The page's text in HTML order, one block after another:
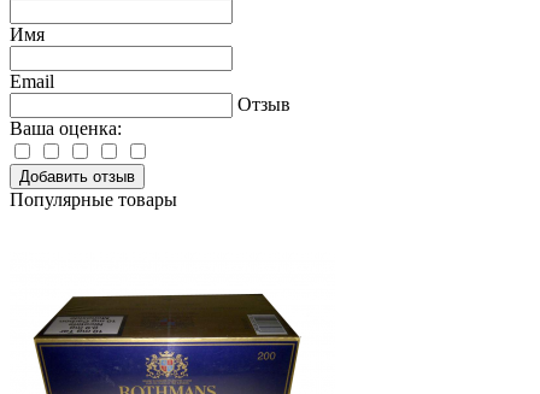
Имя
Email
Отзыв
Ваша оценка:
Добавить отзыв
Популярные товары